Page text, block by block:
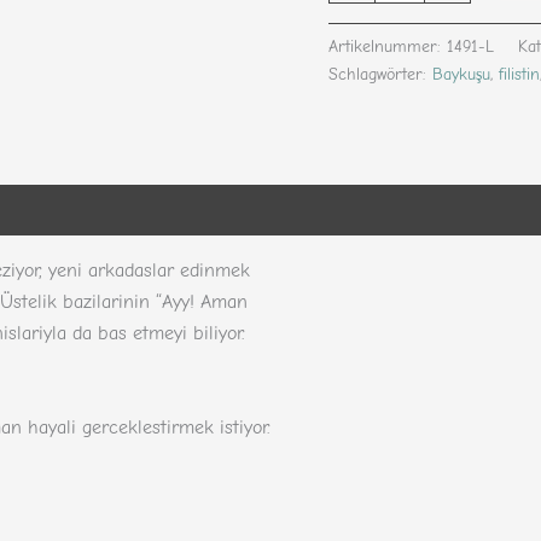
Artikelnummer: 1491-L
Schlagwörter: Baykuşu, filistin,
yeni arkadaslar edinmek
bazilarinin “Ayy! Aman
da bas etmeyi biliyor.
hayali gerceklestirmek istiyor.